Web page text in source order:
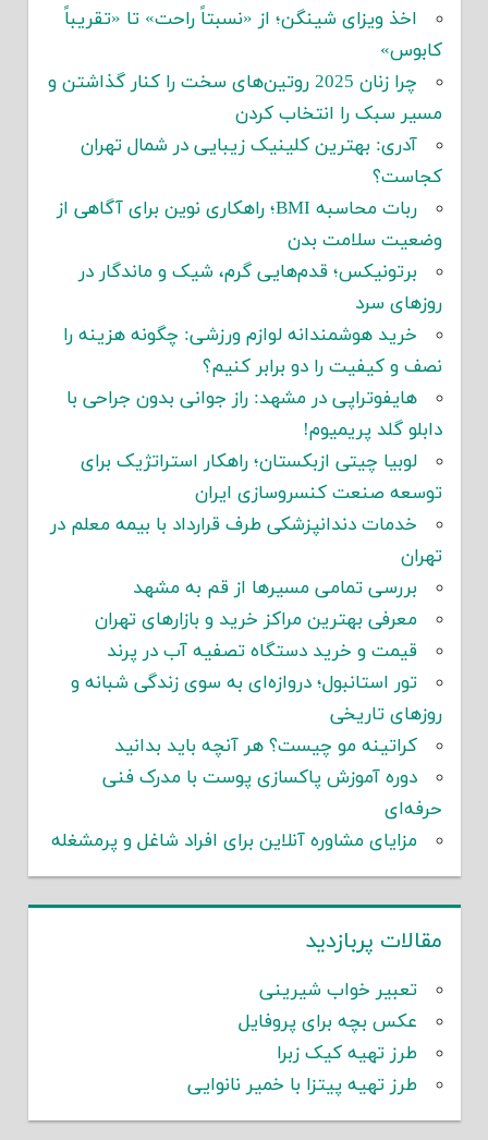
اخذ ویزای شینگن؛ از «نسبتاً راحت» تا «تقریباً
کابوس»
چرا زنان 2025 روتین‌های سخت را کنار گذاشتن و
مسیر سبک را انتخاب کردن
آدری: بهترین کلینیک زیبایی در شمال تهران
کجاست؟
ربات محاسبه BMI؛ راهکاری نوین برای آگاهی از
وضعیت سلامت بدن
برتونیکس؛ قدم‌هایی گرم، شیک و ماندگار در
روزهای سرد
خرید هوشمندانه لوازم ورزشی: چگونه هزینه را
نصف و کیفیت را دو برابر کنیم؟
هایفوتراپی در مشهد: راز جوانی بدون جراحی با
دابلو گلد پریمیوم!
لوبیا چیتی ازبکستان؛ راهکار استراتژیک برای
توسعه صنعت کنسروسازی ایران
خدمات دندانپزشکی طرف قرارداد با بیمه معلم در
تهران
بررسی تمامی مسیرها از قم به مشهد
معرفی بهترین مراکز خرید و بازارهای تهران
قیمت و خرید دستگاه تصفیه آب در پرند
تور استانبول؛ دروازه‌ای به سوی زندگی شبانه و
روزهای تاریخی
کراتینه مو چیست؟ هر آنچه باید بدانید
دوره آموزش پاکسازی پوست با مدرک فنی
حرفه‌ای
مزایای مشاوره آنلاین برای افراد شاغل و پرمشغله
مقالات پربازدید
تعبیر خواب شیرینی
عکس بچه برای پروفایل
طرز تهیه کیک زبرا
طرز تهیه پیتزا با خمیر نانوایی